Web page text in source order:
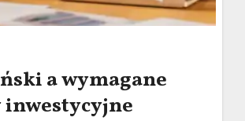
a wymagane
inwestycyjne